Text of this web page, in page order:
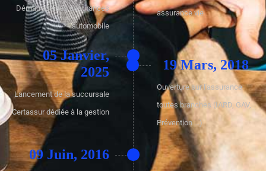
Démarrage des assurances
automobile
05 Janvier,
2025
Lancement de la succursale
Certassur dédiée à la gestion
09 Juin, 2016
assurance vie
19 Mars, 2018
Ouverture sur l'assurance
toutes branches (IARD, GAV,
Prévention ...)